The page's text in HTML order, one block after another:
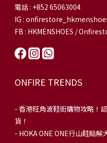
電話 : +852 65063004
IG :
FB : HKMENSHOES /
ONFIRE TRENDS
- 香港旺角波鞋街購物攻略！
貨！
- HOKA ONE ONE行山鞋點